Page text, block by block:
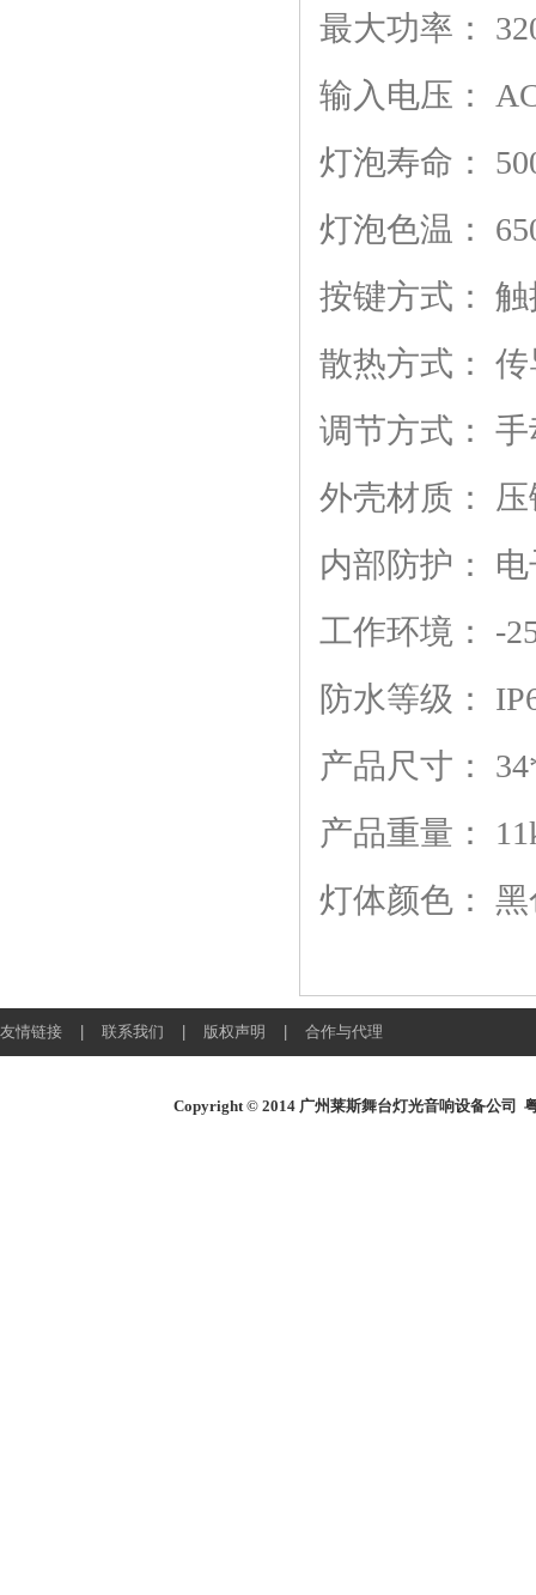
最大功率：
输入电压：
灯泡寿命：
灯泡色温：
按键方式：
触
散热方式：
传
调节方式：
手
外壳材质：
内部防护：
工作环境：
-
防水等级：
产品尺寸：
产品重量：
灯体颜色：
黑
友情链接 联系我们 版权声明 合作与代理
Copyright © 2014 广州莱斯舞台灯光音响设备公司